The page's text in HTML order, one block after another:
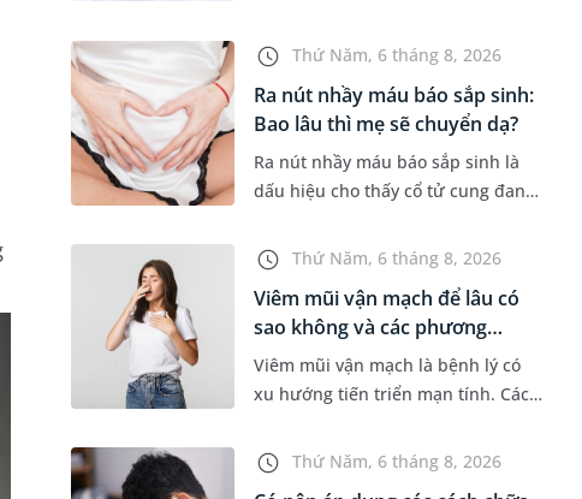
sinh sản. Mặc dù không phải
trường hợp nào cũng xuất hiệ...
Thứ Năm, 6 tháng 8, 2026
Ra nút nhầy máu báo sắp sinh:
Bao lâu thì mẹ sẽ chuyển dạ?
Ra nút nhầy máu báo sắp sinh là
dấu hiệu cho thấy cổ tử cung đang
trình sinh nở. Thế nhưng, khoảng
thời gian từ lúc xuất hiện nút...
Thứ Năm, 6 tháng 8, 2026
Viêm mũi vận mạch để lâu có
sao không và các phương
pháp...
Viêm mũi vận mạch là bệnh lý có
xu hướng tiến triển mạn tính. Các
nước mũi thường xuyên khiến
người bệnh khó chịu. Tuy nhiên,...
Thứ Năm, 6 tháng 8, 2026